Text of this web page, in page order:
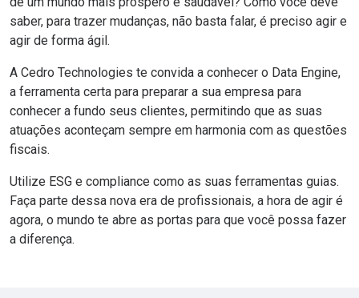
saber, para trazer mudanças, não basta falar, é preciso agir e
agir de forma ágil.
A Cedro Technologies te convida a conhecer o Data Engine,
a ferramenta certa para preparar a sua empresa para
conhecer a fundo seus clientes, permitindo que as suas
atuações aconteçam sempre em harmonia com as questões
fiscais.
Utilize ESG e compliance como as suas ferramentas guias.
Faça parte dessa nova era de profissionais, a hora de agir é
agora, o mundo te abre as portas para que você possa fazer
a diferença.